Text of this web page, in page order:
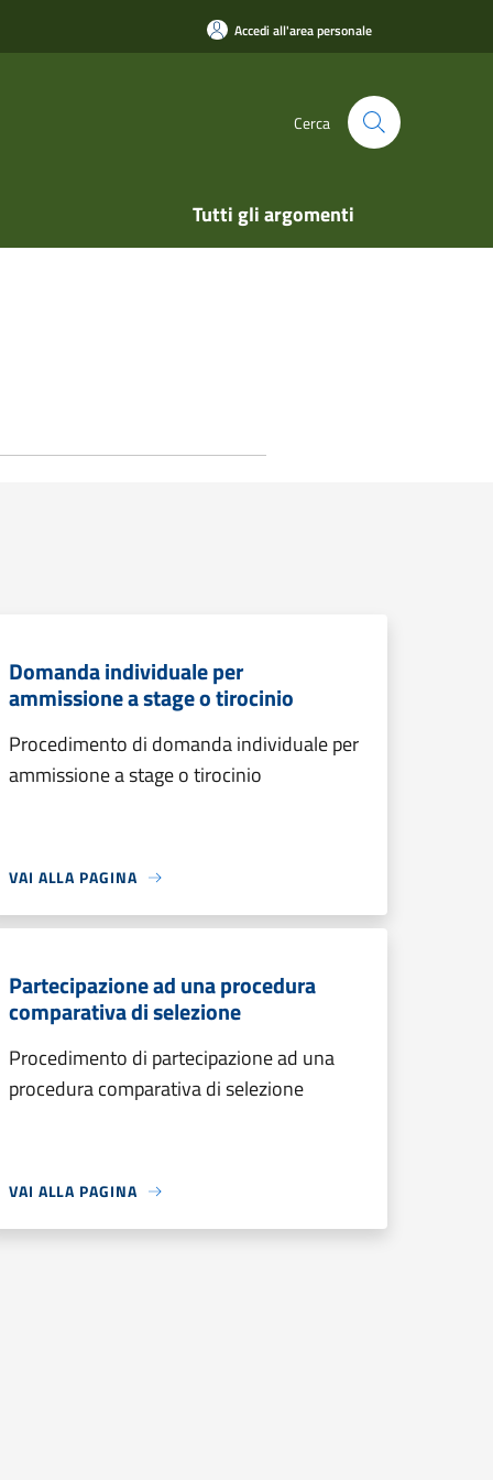
Accedi all'area personale
Cerca
Tutti gli argomenti
Domanda individuale per
ammissione a stage o tirocinio
Procedimento di domanda individuale per
ammissione a stage o tirocinio
VAI ALLA PAGINA
Partecipazione ad una procedura
comparativa di selezione
Procedimento di partecipazione ad una
procedura comparativa di selezione
VAI ALLA PAGINA